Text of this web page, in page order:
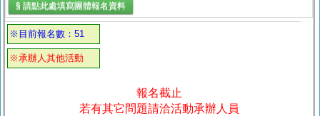
§ 請點此處填寫團體報名 資料
※目前報名數：51
※承辦人其他活動
報名截止
若有其它問題請洽活動承辦人員